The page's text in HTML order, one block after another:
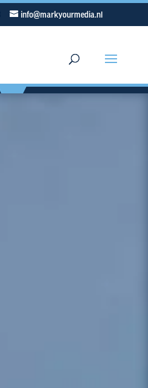
info@markyourmedia.nl